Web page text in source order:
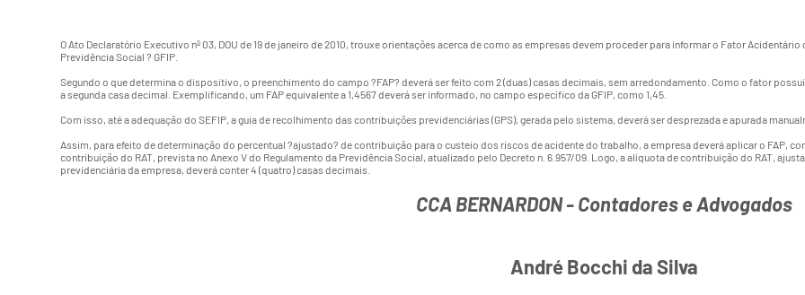
O Ato Declaratório Executivo nº 03, DOU de 19 de janeiro de 2010, trouxe orientações acerca de como as empresas devem proceder para informar o Fator Acidentário
Previdência Social ? GFIP.
Segundo o que determina o dispositivo, o preenchimento do campo ?FAP? deverá ser feito com 2 (duas) casas decimais, sem arredondamento. Como o fator
a segunda casa decimal. Exemplificando, um FAP equivalente a 1,4567 deverá ser informado, no campo específico da GFIP, como 1,45.
Com isso, até a adequação do SEFIP, a guia de recolhimento das contribuições previdenciárias (GPS), gerada pelo sistema, deverá ser desprezada e apurada
Assim, para efeito de determinação do percentual ?ajustado? de contribuição para o custeio dos riscos de acidente do trabalho, a empresa deverá aplicar o FAP,
contribuição do RAT, prevista no Anexo V do Regulamento da Previdência Social, atualizado pelo Decreto n. 6.957/09 . Logo, a alíquota de contribuição do RAT,
previdenciária da empresa, deverá conter 4 (quatro) casas decimais.
CCA BERNARDON - Contadores e Advogados
André Bocchi da Silva